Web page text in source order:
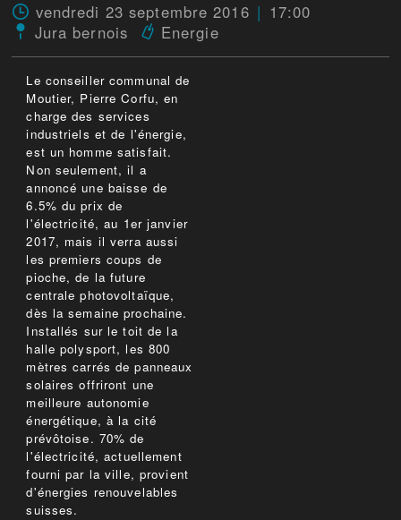
vendredi 23 septembre 2016
17:00
Jura bernois
Energie
Le conseiller communal de
Moutier, Pierre Corfu, en
charge des services
industriels et de l'énergie,
est un homme satisfait.
Non seulement, il a
annoncé une baisse de
6.5% du prix de
l'électricité, au 1er janvier
2017, mais il verra aussi
les premiers coups de
pioche, de la future
centrale photovoltaïque,
dès la semaine prochaine.
Installés sur le toit de la
halle polysport, les 800
mètres carrés de panneaux
solaires offriront une
meilleure autonomie
énergétique, à la cité
prévôtoise. 70% de
l'électricité, actuellement
fourni par la ville, provient
d'énergies renouvelables
suisses.